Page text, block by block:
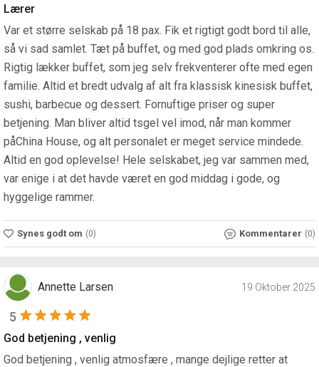
Lærer
Var et større selskab på 18 pax. Fik et rigtigt godt bord til alle,
så vi sad samlet. Tæt på buffet, og med god plads omkring os.
Rigtig lækker buffet, som jeg selv frekventerer ofte med egen
familie. Altid et bredt udvalg af alt fra klassisk kinesisk buffet,
sushi, barbecue og dessert. Fornuftige priser og super
betjening. Man bliver altid tsgel vel imod, når man kommer
påChina House, og alt personalet er meget service mindede.
Altid en god oplevelse! Hele selskabet, jeg var sammen med,
var enige i at det havde været en god middag i gode, og
hyggelige rammer.
Synes godt om (0) Kommentarer (0)
Annette Larsen 19 Oktober 2025
5
God betjening , venlig
God betjening , venlig atmosfære , mange dejlige retter at